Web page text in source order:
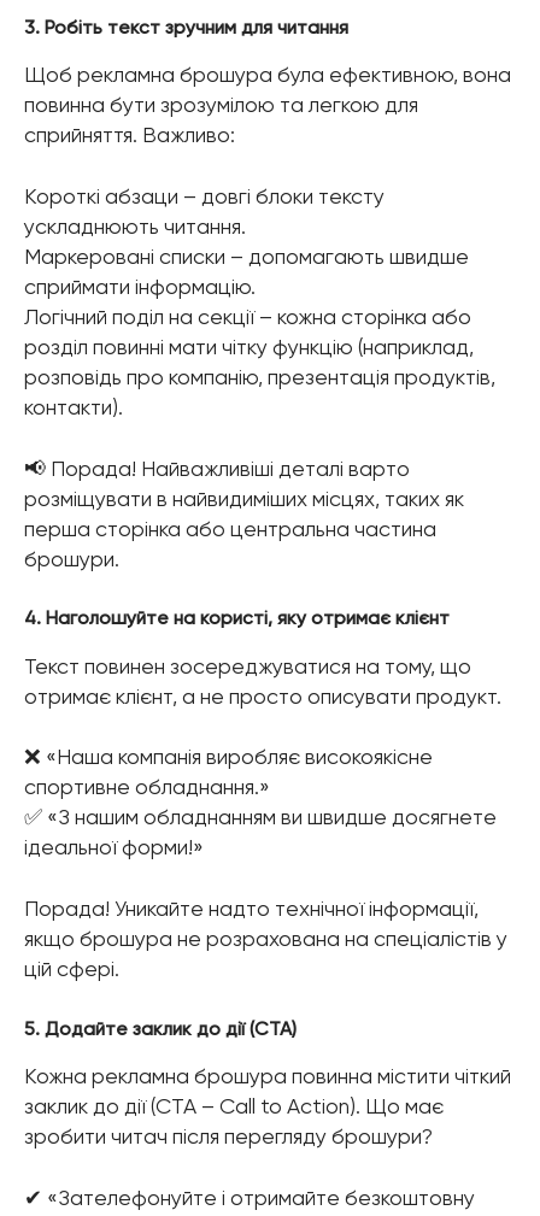
3. Робіть текст зручним для читання
Щоб рекламна брошура була ефективною, вона
повинна бути зрозумілою та легкою для
сприйняття. Важливо:
Короткі абзаци – довгі блоки тексту
ускладнюють читання.
Маркеровані списки – допомагають швидше
сприймати інформацію.
Логічний поділ на секції – кожна сторінка або
розділ повинні мати чітку функцію (наприклад,
розповідь про компанію, презентація продуктів,
контакти).
📢 Порада! Найважливіші деталі варто
розміщувати в найвидиміших місцях, таких як
перша сторінка або центральна частина
брошури.
4. Наголошуйте на користі, яку отримає клієнт
Текст повинен зосереджуватися на тому, що
отримає клієнт, а не просто описувати продукт.
❌ «Наша компанія виробляє високоякісне
спортивне обладнання.»
✅ «З нашим обладнанням ви швидше досягнете
ідеальної форми!»
Порада! Уникайте надто технічної інформації,
якщо брошура не розрахована на спеціалістів у
цій сфері.
5. Додайте заклик до дії (CTA)
Кожна рекламна брошура повинна містити чіткий
заклик до дії (CTA – Call to Action). Що має
зробити читач після перегляду брошури?
✔ «Зателефонуйте і отримайте безкоштовну